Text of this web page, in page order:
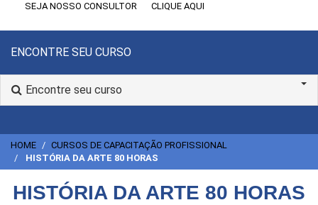
SEJA NOSSO CONSULTOR
CLIQUE AQUI
ENCONTRE SEU CURSO
Encontre seu curso
HOME
CURSOS DE CAPACITAÇÃO PROFISSIONAL
HISTÓRIA DA ARTE 80 HORAS
HISTÓRIA DA ARTE 80 HORAS